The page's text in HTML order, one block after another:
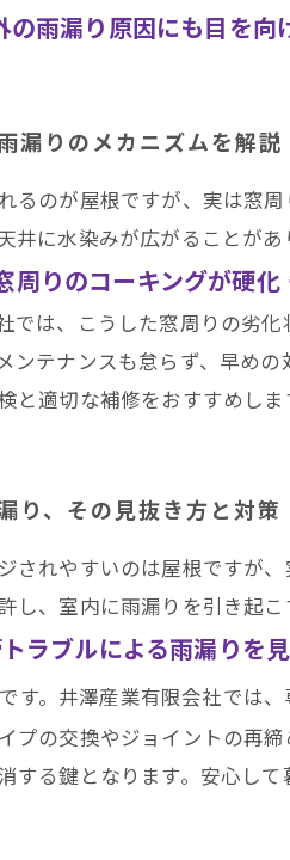
の雨漏り原因にも目を向
漏りのメカニズムを解説
るのが屋根ですが、実は窓
井に水染みが広がることが
周りのコーキングが硬
では、こうした窓周りの劣
ンテナンスも怠らず、早め
適切な補修をおすすめしま
り、その見抜き方と対策
されやすいのは屋根ですが
し、室内に雨漏りを引き起
ラブルによる雨漏りを
です。井澤産業有限会社では
プの交換やジョイントの再
する鍵となります。安心し